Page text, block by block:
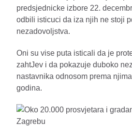
predsjednicke izbore 22.
odbili isticuci da iza njih ne stoji
nezadovoljstva.
Oni su vise puta isticali da je
zahtJev i da pokazuje duboko
nastavnika odnosom prema
godina.